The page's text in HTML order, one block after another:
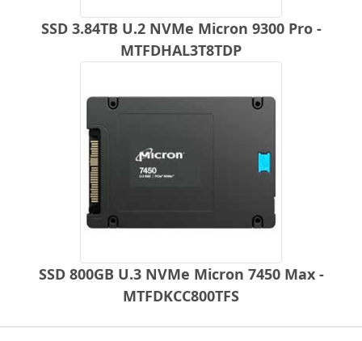
SSD 3.84TB U.2 NVMe Micron 9300 Pro -
MTFDHAL3T8TDP
SSD 800GB U.3 NVMe Micron 7450 Max -
MTFDKCC800TFS